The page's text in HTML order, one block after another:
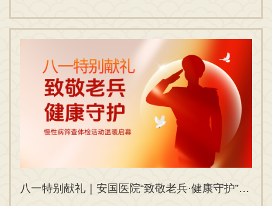
八一特别献礼｜安国医院“致敬老兵·健康守护”慢性病筛查体检活动温暖启幕